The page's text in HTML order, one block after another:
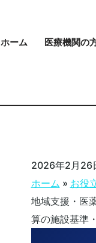
ホーム 医療機関の
2026年2月26
ホーム » お役
地域支援・医
算の施設基準